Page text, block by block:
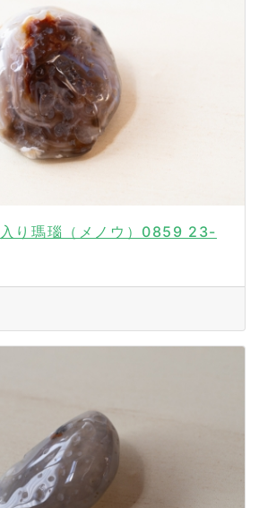
入り瑪瑙（メノウ）0859 23-